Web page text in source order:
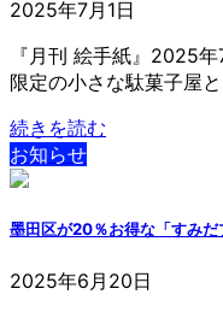
2025年7月1日
『月刊 絵手紙』2025
限定の小さな駄菓子屋
続きを読む
お知らせ
墨田区が20％お得な「すみ
2025年6月20日